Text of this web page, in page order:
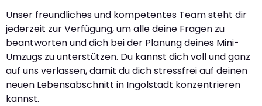
Unser freundliches und kompetentes Team steht dir
jederzeit zur Verfügung, um alle deine Fragen zu
beantworten und dich bei der Planung deines Mini-
Umzugs zu unterstützen. Du kannst dich voll und ganz
auf uns verlassen, damit du dich stressfrei auf deinen
neuen Lebensabschnitt in Ingolstadt konzentrieren
kannst.